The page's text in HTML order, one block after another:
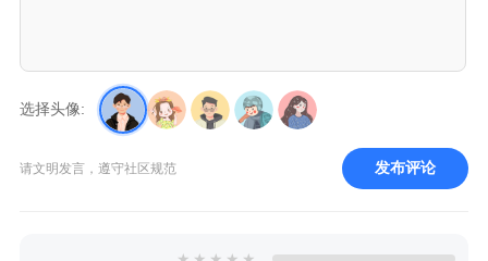
选择头像:
请文明发言，遵守社区规范 发布评论